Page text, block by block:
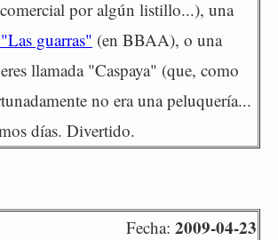
por algún listillo...), una
guarras" (en BBAA), o una
llamada "Caspaya" (que, como
no era una peluquería...
días. Divertido.
Fecha: 2009-04-23